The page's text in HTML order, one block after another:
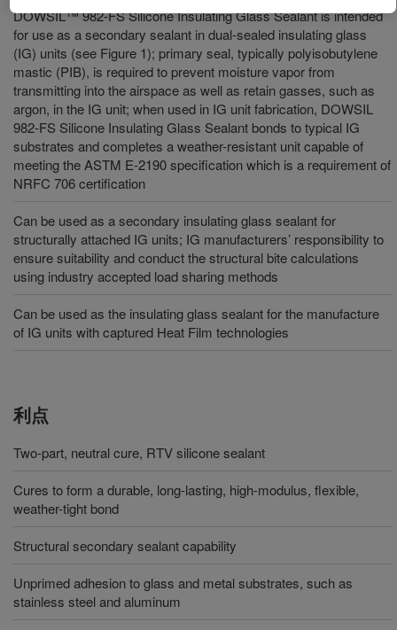
DOWSIL™ 982-FS Silicone Insulating Glass Sealant is intended
for use as a secondary sealant in dual-sealed insulating glass
(IG) units (see Figure 1); primary seal, typically polyisobutylene
mastic (PIB), is required to prevent moisture vapor from
transmitting into the airspace as well as retain gasses, such as
argon, in the IG unit; when used in IG unit fabrication, DOWSIL
982-FS Silicone Insulating Glass Sealant bonds to typical IG
substrates and completes a weather-resistant unit capable of
meeting the ASTM E-2190 specification which is a requirement of
NRFC 706 certification
Can be used as a secondary insulating glass sealant for
structurally attached IG units; IG manufacturers’ responsibility to
ensure suitability and conduct the structural bite calculations
using industry accepted load sharing methods
Can be used as the insulating glass sealant for the manufacture
of IG units with captured Heat Film technologies
利点
Two-part, neutral cure, RTV silicone sealant
Cures to form a durable, long-lasting, high-modulus, flexible,
weather-tight bond
Structural secondary sealant capability
Unprimed adhesion to glass and metal substrates, such as
stainless steel and aluminum